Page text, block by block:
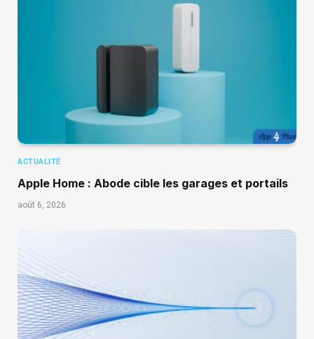
ACTUALITÉ
Apple Home : Abode cible les garages et portails
août 6, 2026